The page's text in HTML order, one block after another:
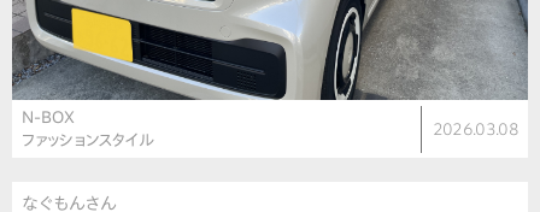
N-BOX
ファッションスタイル
2026.03.08
なぐもんさん